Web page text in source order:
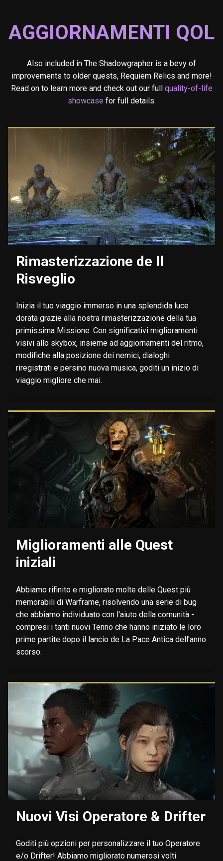
AGGIORNAMENTI QOL
Also included in The Shadowgrapher is a bevy of
improvements to older quests, Requiem Relics and more!
Read on to learn more and check out our full quality-of-life
showcasefor full details.
Rimasterizzazione de Il
Risveglio
Inizia il tuo viaggio immerso in una splendida luce
dorata grazie alla nostra rimasterizzazione della tua
primissima Missione. Con significativi miglioramenti
visivi allo skybox, insieme ad aggiornamenti del ritmo,
modifiche alla posizione dei nemici, dialoghi
riregistrati e persino nuova musica, goditi un inizio di
viaggio migliore che mai.
Miglioramenti alle Quest
iniziali
Abbiamo rifinito e migliorato molte delle Quest più
memorabili di Warframe, risolvendo una serie di bug
che abbiamo individuato con l'aiuto della comunità -
compresi i tanti nuovi Tenno che hanno iniziato le loro
prime partite dopo il lancio de La Pace Antica dell'anno
scorso.
Nuovi Visi Operatore & Drifter
Goditi più opzioni per personalizzare il tuo Operatore
e/o Drifter! Abbiamo migliorato numerosi volti